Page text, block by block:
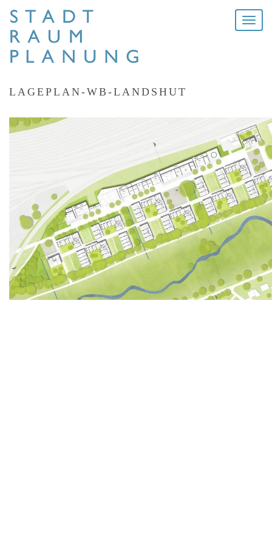
Toggle
LAGEPLAN-WB-LANDSHUT